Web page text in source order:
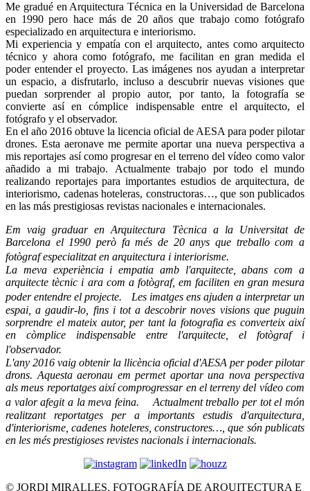
Me gradué en Arquitectura Técnica en la Universidad de Barcelona
en 1990 pero hace más de 20 años que trabajo como fotógrafo
especializado en arquitectura e interiorismo.
Mi experiencia y empatía con el arquitecto, antes como arquitecto
técnico y ahora como fotógrafo, me facilitan en gran medida el
poder entender el proyecto. Las imágenes nos ayudan a interpretar
un espacio, a disfrutarlo, incluso a descubrir nuevas visiones que
puedan sorprender al propio autor, por tanto, la fotografía se
convierte así en cómplice indispensable entre el arquitecto, el
fotógrafo y el observador.
En el año 2016 obtuve la licencia oficial de AESA para poder pilotar
drones. Esta aeronave me permite aportar una nueva perspectiva a
mis reportajes así como progresar en el terreno del vídeo como valor
añadido a mi trabajo. Actualmente trabajo por todo el mundo
realizando reportajes para importantes estudios de arquitectura, de
interiorismo, cadenas hoteleras, constructoras…, que son publicados
en las más prestigiosas revistas nacionales e internacionales.
Em vaig graduar en Arquitectura Tècnica a la Universitat de
Barcelona el 1990 però fa més de 20 anys que treballo com a
fotògraf especialitzat en arquitectura i interiorisme.
La meva experiència i empatia amb l'arquitecte, abans com a
arquitecte tècnic i ara com a fotògraf, em faciliten en gran mesura
poder entendre el projecte. Les imatges ens ajuden a interpretar un
espai, a gaudir-lo, fins i tot a descobrir noves visions que puguin
sorprendre el mateix autor, per tant la fotografia es converteix així
en còmplice indispensable entre l'arquitecte, el fotògraf i
l'observador.
L'any 2016 vaig obtenir la llicència oficial d'AESA per poder pilotar
drons. Aquesta aeronau em permet aportar una nova perspectiva
als meus reportatges així comprogressar en el terreny del vídeo com
a valor afegit a la meva feina. Actualment treballo per tot el món
realitzant reportatges per a importants estudis d'arquitectura,
d'interiorisme, cadenes hoteleres, constructores…, que són publicats
en les més prestigioses revistes nacionals i internacionals.
© JORDI MIRALLES. FOTOGRAFÍA DE ARQUITECTURA E